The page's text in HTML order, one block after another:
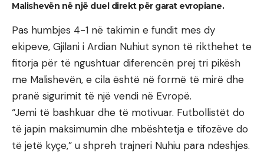
Malishevën në një duel direkt për garat evropiane.
Pas humbjes 4-1 në takimin e fundit mes dy
ekipeve, Gjilani i Ardian Nuhiut synon të rikthehet te
fitorja për të ngushtuar diferencën prej tri pikësh
me Malishevën, e cila është në formë të mirë dhe
pranë sigurimit të një vendi në Evropë.
“Jemi të bashkuar dhe të motivuar. Futbollistët do
të japin maksimumin dhe mbështetja e tifozëve do
të jetë kyçe,” u shpreh trajneri Nuhiu para ndeshjes.